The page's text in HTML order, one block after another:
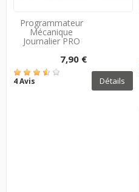
Programmateur
Mécanique
Journalier PRO
7,90 €
4 Avis Détails